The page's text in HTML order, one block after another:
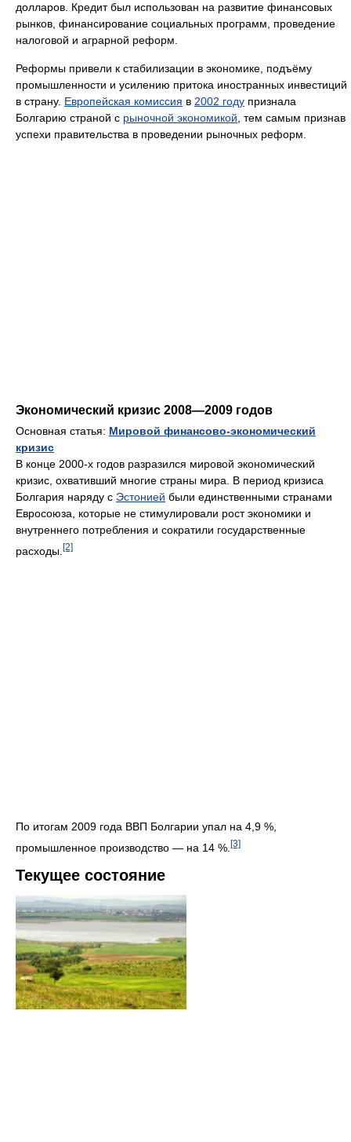
долларов. Кредит был использован на развитие финансовых
рынков, финансирование социальных программ, проведение
налоговой и аграрной реформ.
Реформы привели к стабилизации в экономике, подъёму
промышленности и усилению притока иностранных инвестиций
в страну. Европейская комиссия в 2002 году признала
Болгарию страной с рыночной экономикой , тем самым признав
успехи правительства в проведении рыночных реформ.
Экономический кризис 2008—2009 годов
Основная статья: Мировой финансово-экономический
кризис
В конце 2000-х годов разразился мировой экономический
кризис, охвативший многие страны мира. В период кризиса
Болгария наряду с Эстонией были единственными странами
Евросоюза, которые не стимулировали рост экономики и
внутреннего потребления и сократили государственные
расходы. [2]
По итогам 2009 года ВВП Болгарии упал на 4,9 %,
промышленное производство — на 14 %. [3]
Текущее состояние